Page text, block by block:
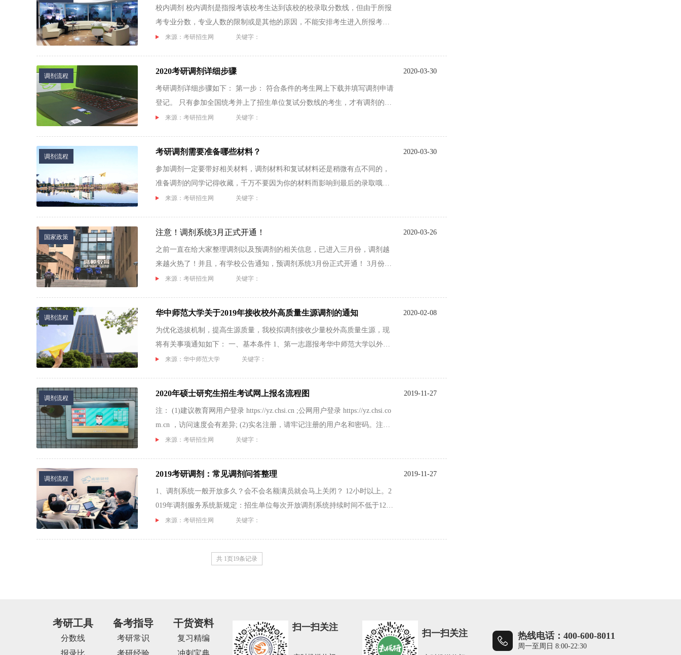
校内调剂 校内调剂是指报考该校考生达到该校的校录取分数线，但由于所报
考专业分数，专业人数的限制或是其他的原因，不能安排考生进入所报考第
一志...来源：考研招生网 关键字：
调剂流程
2020考研调剂详细步骤 2020-03-30
考研调剂详细步骤如下： 第一步： 符合条件的考生网上下载并填写调剂申请
登记。 只有参加全国统考并上了招生单位复试分数线的考生，才有调剂的机
会...来源：考研招生网 关键字：
调剂流程
考研调剂需要准备哪些材料？ 2020-03-30
参加调剂一定要带好相关材料，调剂材料和复试材料还是稍微有点不同的，
准备调剂的同学记得收藏，千万不要因为你的材料而影响到最后的录取哦。2
02...来源：考研招生网 关键字：
国家政策
注意！调剂系统3月正式开通！ 2020-03-26
之前一直在给大家整理调剂以及预调剂的相关信息，已进入三月份，调剂越
来越火热了！并且，有学校公告通知，预调剂系统3月份正式开通！ 3月份调
剂系...来源：考研招生网 关键字：
调剂流程
华中师范大学关于2019年接收校外高质量生源调剂的通知 2020-02-08
为优化选拔机制，提高生源质量，我校拟调剂接收少量校外高质量生源，现
将有关事项通知如下： 一、基本条件 1、第一志愿报考华中师范大学以外的
单位...来源：华中师范大学 关键字：
调剂流程
2020年硕士研究生招生考试网上报名流程图 2019-11-27
注： (1)建议教育网用户登录 https://yz.chsi.cn ;公网用户登录 https://yz.chsi.co
m.cn ，访问速度会有差异; (2)实名注册，请牢记注册的用户名和密码。注册
用户直接...
来源：考研招生网 关键字：
调剂流程
2019考研调剂：常见调剂问答整理 2019-11-27
1、调剂系统一般开放多久？会不会名额满员就会马上关闭？ 12小时以上。2
019年调剂服务系统新规定：招生单位每次开放调剂系统持续时间不低于12小
时，并...
来源：考研招生网 关键字：
共 1页19条记录
考研工具
分数线
报录比
备考指导
考研常识
考研经验
干货资料
复习精编
冲刺宝典
扫一扫关注
扫一扫关注 热线电话：400-600-8011
周一至周日 8:00-22:30